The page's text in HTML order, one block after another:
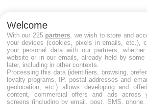
Welcome
With our 225 partners , we wish to store and
your devices (cookies, pixels in emails, etc.),
your personal data with our partners,
website or in our emails, already held by
later, including in other contexts.
Processing this data (identifiers, browsing,
loyalty programs, IP, postal addresses and
geolocation, etc.) allows developing and
content, commercial offers and ads across
screens (including by email, post, SMS,